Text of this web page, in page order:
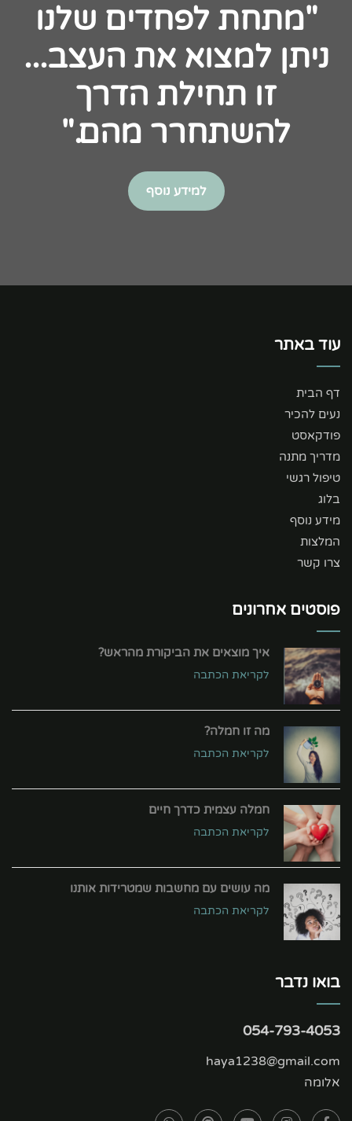
"מתחת לפחדים שלנו
ניתן למצוא את העצב...
זו תחילת הדרך
להשתחרר מהם."
למידע נוסף
עוד באתר
דף הבית
נעים להכיר
פודקאסט
מדריך מתנה
טיפול רגשי
בלוג
מידע נוסף
המלצות
צרו קשר
פוסטים אחרונים
איך מוצאים את הביקורת מהראש?
לקריאת הכתבה
מה זו חמלה?
לקריאת הכתבה
חמלה עצמית כדרך חיים
לקריאת הכתבה
מה עושים עם מחשבות שמטרידות אותנו
לקריאת הכתבה
בואו נדבר
054-793-4053
haya1238@gmail.com
אלומה